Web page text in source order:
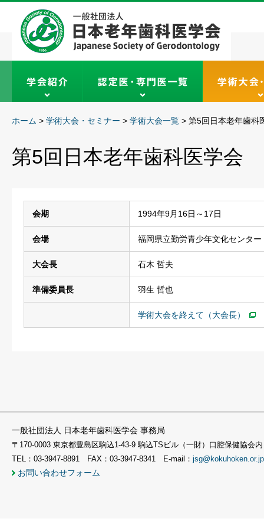
ホーム > 学術大会・セミナー > 学術大会一覧 > 第5回日本老年歯科
第5回日本老年歯科医学会
会期 1994年9月16日～17日
会場 福岡県立勤労青少年文化センタ
大会長 石木 哲夫
準備委員長 羽生 哲也
学術大会を終えて（大会長）
一般社団法人 日本老年歯科医学会 事務局
〒170-0003 東京都豊島区駒込1-43-9 駒込TSビル（一財）口腔保健協会内
TEL：03-3947-8891 FAX：03-3947-8341 E-mail： jsg@kokuhoken.or.jp
お問い合わせフォーム